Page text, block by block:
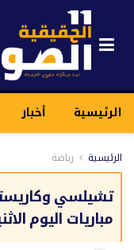
الرئيسية أخبار
الرئيسية رياضة
تشيلسي
مباريات اليوم الاثنين 12